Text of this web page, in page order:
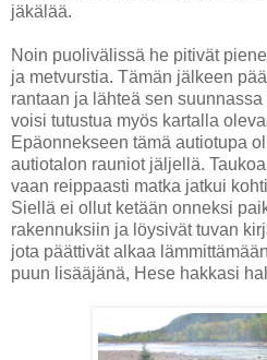
jäkälää.
Noin puolivälissä he pitivät
ja metvurstia. Tämän jälkeen
rantaan ja lähteä sen
voisi tutustua myös kartalla
Epäonnekseen tämä autiotupa
autiotalon rauniot jäljellä.
vaan reippaasti matka jatkui
Siellä ei ollut ketään onneksi
rakennuksiin ja löysivät tuvan
jota päättivät alkaa
puun lisääjänä, Hese hakkasi